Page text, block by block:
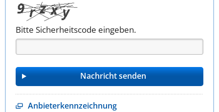
Bitte Sicherheitscode eingeben.
Anbieterkennzeichnung